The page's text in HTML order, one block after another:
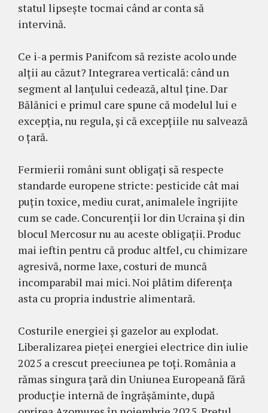
statul lipsește tocmai când ar conta să
intervină.
Ce i-a permis Panifcom să reziste acolo unde
alții au căzut? Integrarea verticală: când un
segment al lanțului cedează, altul ține. Dar
Bălănici e primul care spune că modelul lui e
excepția, nu regula, și că excepțiile nu salvează
o țară.
Fermierii români sunt obligați să respecte
standarde europene stricte: pesticide cât mai
puțin toxice, mediu curat, animalele îngrijite
cum se cade. Concurenții lor din Ucraina și din
blocul Mercosur nu au aceste obligații. Produc
mai ieftin pentru că produc altfel, cu chimizare
agresivă, norme laxe, costuri de muncă
incomparabil mai mici. Noi plătim diferența
asta cu propria industrie alimentară.
Costurile energiei și gazelor au explodat.
Liberalizarea pieței energiei electrice din iulie
2025 a crescut preeciunea pe toți. România a
rămas singura țară din Uniunea Europeană fără
producție internă de îngrășăminte, după